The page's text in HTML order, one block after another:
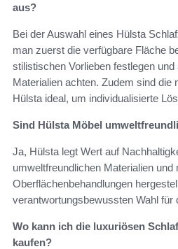
aus?
Bei der Auswahl eines Hülsta
man zuerst die verfügbare Fläche
stilistischen Vorlieben festlegen
Materialien achten. Zudem sind die
Hülsta ideal, um individualisierte
Sind Hülsta Möbel
Ja, Hülsta legt Wert auf
umweltfreundlichen Materialien
Oberflächenbehandlungen
verantwortungsbewussten Wahl
Wo kann ich die luxuriösen
kaufen?